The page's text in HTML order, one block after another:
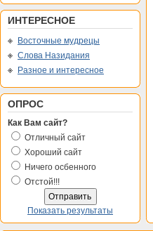
ИНТЕРЕСНОЕ
Восточные мудрецы
Слова Назидания
Разное и интересное
ОПРОС
Как Вам сайт?
Отличный сайт
Хороший сайт
Ничего осбенного
Отстой!!!
Показать результаты